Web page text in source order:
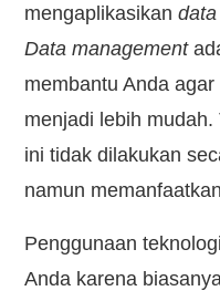
mengaplikasikan
Data management
membantu Anda
menjadi lebih
ini tidak dilakukan
namun
Penggunaan
Anda karena